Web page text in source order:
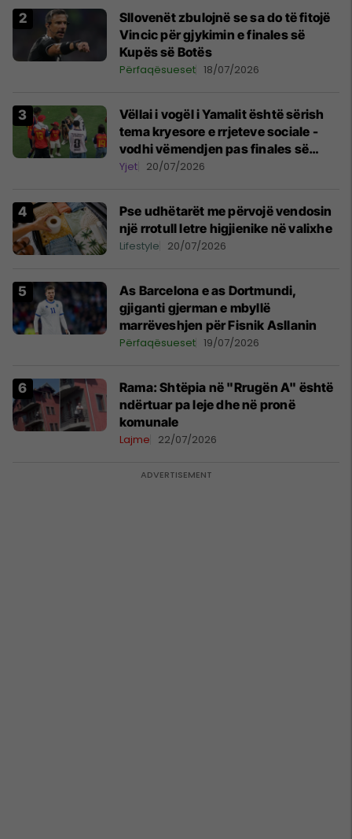
Sllovenët zbulojnë se sa do të fitojë
Vincic për gjykimin e finales së
Kupës së Botës
Përfaqësueset 18/07/2026
Vëllai i vogël i Yamalit është sërish
tema kryesore e rrjeteve sociale -
vodhi vëmendjen pas finales së
Kupës së Botës
Yjet 20/07/2026
Pse udhëtarët me përvojë vendosin
një rrotull letre higjienike në valixhe
Lifestyle 20/07/2026
As Barcelona e as Dortmundi,
gjiganti gjerman e mbyllë
marrëveshjen për Fisnik Asllanin
Përfaqësueset 19/07/2026
Rama: Shtëpia në "Rrugën A" është
ndërtuar pa leje dhe në pronë
komunale
Lajme 22/07/2026